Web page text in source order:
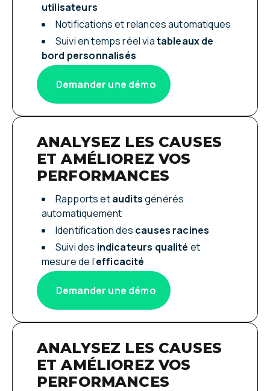
utilisateurs
Notifications et relances automatiques
Suivi en temps réel viatableaux de
bord personnalisés
Demander une démo
ANALYSEZ LES CAUSES
ET AMÉLIOREZ VOS
PERFORMANCES
Rapports etauditsgénérés
automatiquement
Identification des causes racines
Suivi des indicateurs qualité et
mesure de l’efficacité
Demander une démo
ANALYSEZ LES CAUSES
ET AMÉLIOREZ VOS
PERFORMANCES